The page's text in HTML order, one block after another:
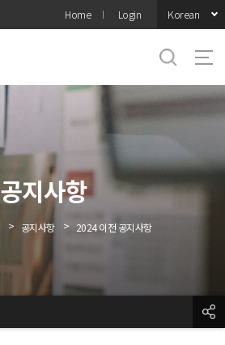
Home Login Korean
공지사항
> 공지사항 > 2024 이전 공지사항